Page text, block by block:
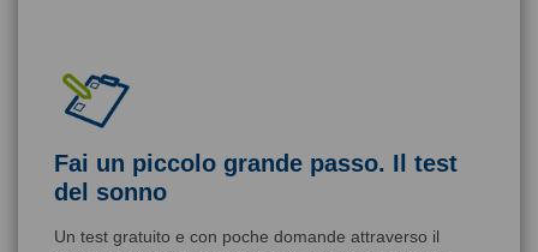
Fai un piccolo grande passo. Il test
del sonno
Un test gratuito e con poche domande attraverso il